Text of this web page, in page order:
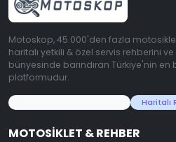
Motoskop, 45.000'den fazla
haritalı yetkili & özel servis rehberini
bünyesinde barındıran Türkiye'nin
platformudur.
Haritalı
MOTOSIKLET & REHBER